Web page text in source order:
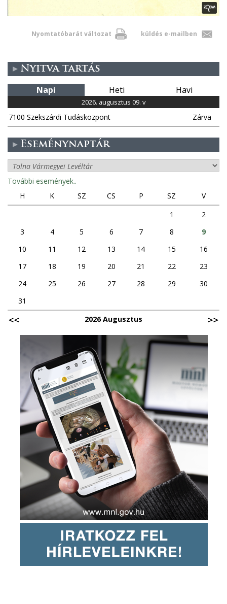
Nyomtatóbarát változat küldés e-mailben
Nyitva tartás
Napi Heti Havi
2026. augusztus 09. v
7100 Szekszárdi Tudásközpont Zárva
Eseménynaptár
További események..
H
K SZ CS P SZ
V
1
2
3
4 5 6 7 8
9
10
11 12 13 14 15
16
17
18 19 20 21 22
23
24
25 26 27 28 29
30
31
2026 Augusztus